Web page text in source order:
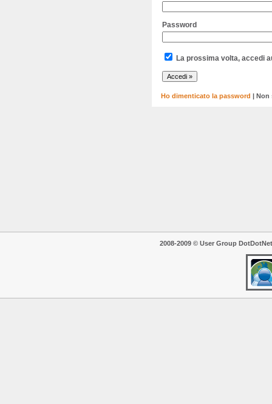
Password
La prossima volta, accedi
Ho dimenticato la password |
2008-2009 © User Group